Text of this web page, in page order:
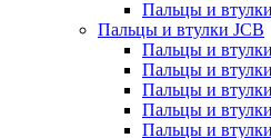
Пальцы и
Пальцы и втулки JCB
Пальцы и
Пальцы и
Пальцы и
Пальцы и
Пальцы и